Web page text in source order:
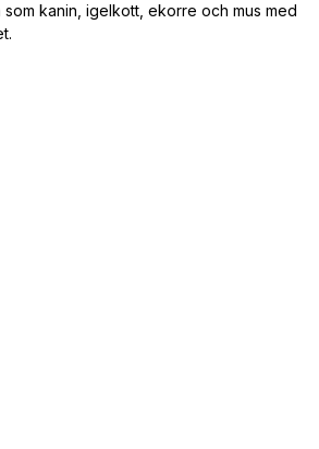
kanin, igelkott, ekorre och mus med